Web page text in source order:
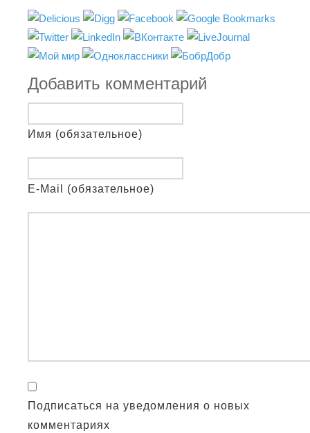
Добавить комментарий
Имя (обязательное)
E-Mail (обязательное)
Подписаться на уведомления о новых
комментариях